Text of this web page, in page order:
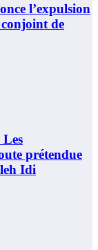
l’expulsion
de
prétendue
Idi